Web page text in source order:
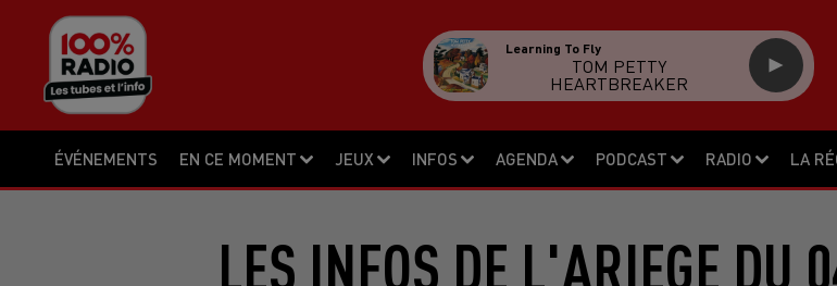
ÉVÉNEMENTS EN CE MOMENT JEUX INFOS AGENDA PODCAST RADIO LA
Learning To Fly
TOM PETTY
HEARTBREAKER
LES INFOS DE L'ARIEGE